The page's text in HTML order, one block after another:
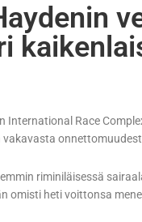
Race
vakavasta
riminiläisessä
heti voittonsa